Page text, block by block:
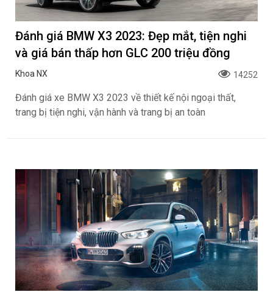
Đánh giá BMW X3 2023: Đẹp mắt, tiện nghi
và giá bán thấp hơn GLC 200 triệu đồng
Khoa NX 14252
Đánh giá xe BMW X3 2023 về thiết kế nội ngoại thất,
trang bị tiện nghi, vận hành và trang bị an toàn